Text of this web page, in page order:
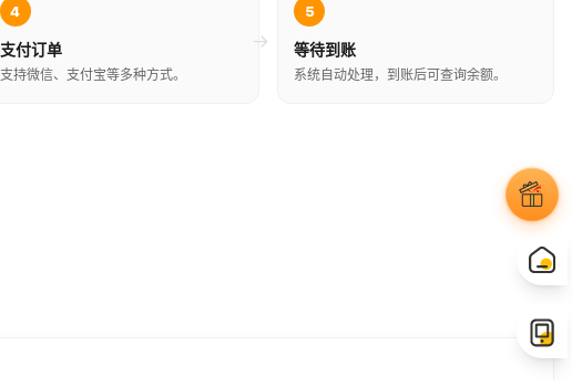
4
支付订单
支持微信、支付宝等多种方式。
→
5
等待到账
系统自动处理，到账后可查询余额。